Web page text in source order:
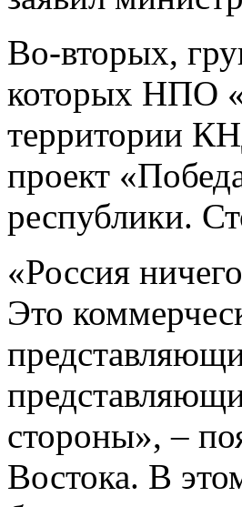
Во-вторых,
которых НПО
территории
проект
республики.
«Россия
Это
стороны», –
Востока. В